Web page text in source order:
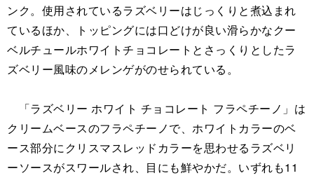
ンク。使用されているラズベリーはじっくりと煮込まれ
ているほか、トッピングには口どけが良い滑らかなクー
ベルチュールホワイトチョコレートとさっくりとしたラ
ズベリー風味のメレンゲがのせられている。
「ラズベリー ホワイト チョコレート フラペチーノ」は
クリームベースのフラペチーノで、ホワイトカラーのベ
ース部分にクリスマスレッドカラーを思わせるラズベリ
ーソースがスワールされ、目にも鮮やかだ。いずれも11